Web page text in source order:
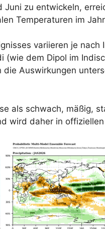
zu entwickeln,
Temperaturen im
variieren je
(wie dem Dipol im
Auswirkungen
als schwach, mäßig,
wird daher in